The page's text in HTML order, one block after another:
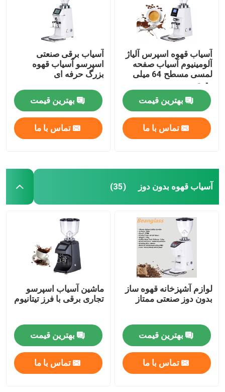
آسیاب قهوه اسپرس آلیاژ
آلومینیوم آسیاب صفحه
لمسی مسطح 64 میلی
متری
بهترین قیمت
تماس با ما
آسیاب برقی صنعتی
اسپرسو آسیاب قهوه
بزرگ حرفه ای
بهترین قیمت
تماس با ما
آسیاب قهوه بدون دوز (35)
لوازم آشپزخانه قهوه ساز
بدون دوز صنعتی ممتاز
بهترین قیمت
تماس با ما
ماشین آسیاب اسپرسو
تجاری برقی با فرز تیتانیوم
بهترین قیمت
تماس با ما